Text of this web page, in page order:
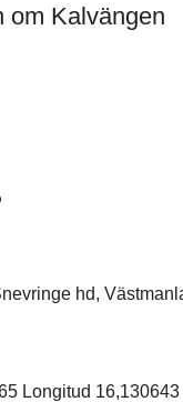
om Kalvängen
hd,
Longitud